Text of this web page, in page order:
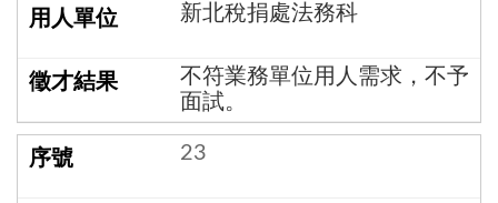
新北稅捐處法務科
不符業務單位用人需求，不予
面試。
23